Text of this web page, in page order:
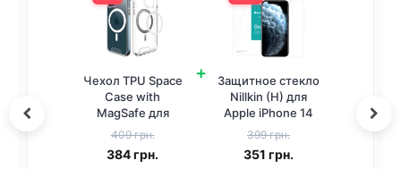
Чехол TPU Space
Case with
MagSafe для
Apple iPhone 14
Pro (6.1 дюйма)
Прозрачный
409 грн.
384грн.
+
Защитное стекло
Nillkin (H) для
Apple iPhone 14
Pro (6.1 дюйма)
Прозрачный
399 грн.
351 грн.